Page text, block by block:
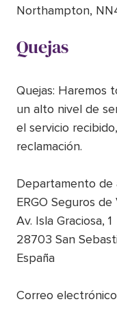
Northampton,
Quejas
Quejas: Haremos
un alto nivel de
el servicio
reclamación.
Departamento de
ERGO Seguros de
Av. Isla Graciosa, 1
28703 San
España
Correo